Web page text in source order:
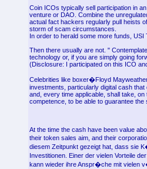
Coin ICOs typically sell participation in
venture or DAO. Combine the
actual fact hackers regularly pull heists
storm of scam circumstances.
In order to herald some more funds, USI
Then there usually are not. "
technology or, if you are simply going
(Disclosure: I participated on this ICO
Celebrities like boxer�Floyd
investments, particularly digital cash
and, every time applicable, shall take,
competence, to be able to guarantee
At the time the cash have been value
their token sales aim, and their
diesem Zeitpunkt gezeigt hat, dass sie
Investitionen. Einer der vielen Vorteile
kann wieder ihre Anspr�che mit vielen